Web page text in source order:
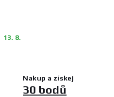
13. 8.
Nakup a získej
30 bodů